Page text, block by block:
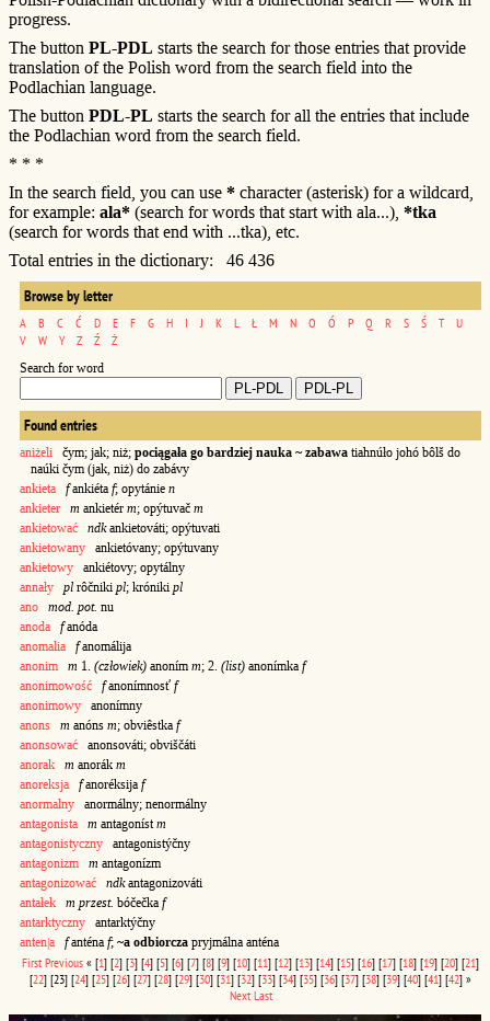
progress.
The button PL-PDL starts the search for those entries that provide
translation of the Polish word from the search field into the
Podlachian language.
The button PDL-PL starts the search for all the entries that include
the Podlachian word from the search field.
* * *
In the search field, you can use * character (asterisk) for a wildcard,
for example: ala* (search for words that start with ala...), *tka
(search for words that end with ...tka), etc.
Total entries in the dictionary: 46 436
Browse by letter
A B C Ć D E F G H I J K L Ł M N O Ó P Q R S Ś T
U
V
W Y Z Ź Ż
Search for word
Found entries
aniżeli čym; jak; niż; pociągała go bardziej nauka ~ zabawa tiahnúło johó bôlš do
naúki čym (jak, niż) do zabávy
ankieta
fankiéta f; opytánie n
ankieter
m ankietér m; opýtuvač m
ankietować
ndkankietováti; opýtuvati
ankietowany ankietóvany; opýtuvany
ankietowy ankiétovy; opytálny
annały
pl rôčniki pl; króniki pl
ano
mod. pot. nu
anoda
fanóda
anomalia
fanomálija
anonim
m 1. (człowiek) anoním m; 2. (list) anonímka f
anonimowość
fanonímnosť f
anonimowy anonímny
anons
m anóns m; obviêstka f
anonsować anonsováti; obviščáti
anorak
m anorák m
anoreksja
fanoréksija f
anormalny anormálny; nenormálny
antagonista
m antagoníst m
antagonistyczny antagonistýčny
antagonizm
m antagonízm
antagonizować
ndkantagonizováti
antałek
m przest. bóčečka f
antarktyczny antarktýčny
anten|a
fanténa f; ~a odbiorcza pryjmálna anténa
First Previous « [1] [2] [3] [4] [5] [6] [7] [8] [9] [10] [11] [12] [13] [14] [15] [16] [17] [18] [19] [20] [21]
[22] [23] [24] [25] [26] [27] [28] [29] [30] [31] [32] [33] [34] [35] [36] [37] [38] [39] [40] [41] [42] »
Next Last